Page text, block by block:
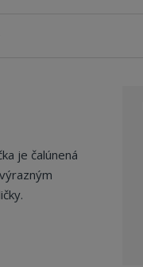
je čalúnená